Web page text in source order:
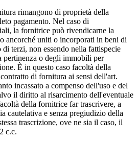
rimangono di proprietà della
pagamento. Nel caso di
la fornitrice può rivendicarne la
ancorché uniti o incorporati in beni di
terzi, non essendo nella fattispecie
pertinenza o degli immobili per
È in questo caso facoltà della
di fornitura ai sensi dell'art.
incassato a compenso dell'uso e del
il diritto al risarcimento dell'eventuale
della fornitrice far trascrivere, a
cautelativa e senza pregiudizio della
trascrizione, ove ne sia il caso, il
c.c.